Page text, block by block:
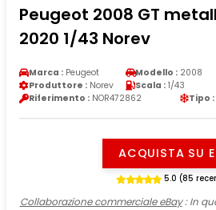
Peugeot 2008 GT
2020 1/43 Norev
Marca : Peugeot Modello : 2008
Produttore : Norev Scala : 1/43
Riferimento : NOR472862 Tipo :
ACQUISTA SU
5.0 (85
Collaborazione commerciale eBay: In